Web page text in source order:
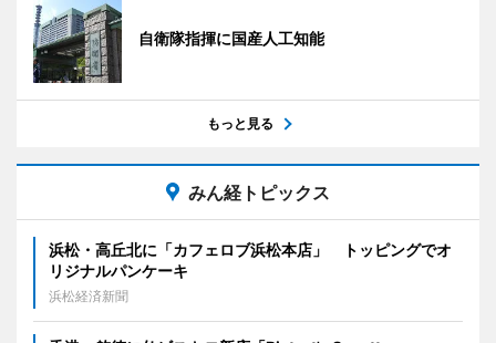
自衛隊指揮に国産人工知能
もっと見る
みん経トピックス
浜松・高丘北に「カフェロブ浜松本店」 トッピングでオ
リジナルパンケーキ
浜松経済新聞